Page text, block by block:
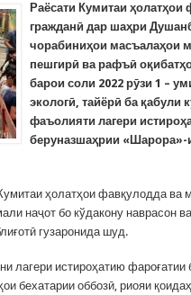
Раёсати Кумитаи
гражданӣ дар шаҳри
чорабиниҳои масъалаҳои
пешгирӣ ва рафъӣ
барои соли 2022 рӯзи 1 –
экологӣ, тайёрӣ ба қабули
фаъолияти лагери
беруназшаҳрии «Шарора»-
ҳолатҳои фавқулодда
наҷот бо кўдакону наврасон
гузаронида шуд.
лагери истироҳатию
бехатарии оббозӣ, риояи